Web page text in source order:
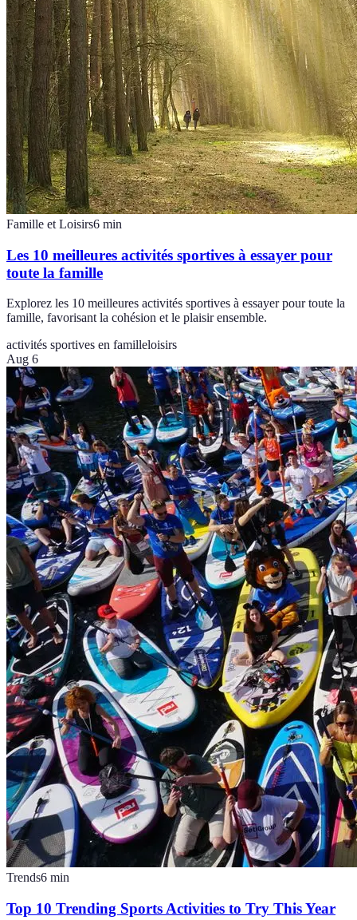
Famille et Loisirs6 min
Les 10 meilleures activités sportives à essayer pour
toute la famille
Explorez les 10 meilleures activités sportives à essayer pour toute la
famille, favorisant la cohésion et le plaisir ensemble.
activités sportives en familleloisirs
Aug 6
Trends6 min
Top 10 Trending Sports Activities to Try This Year